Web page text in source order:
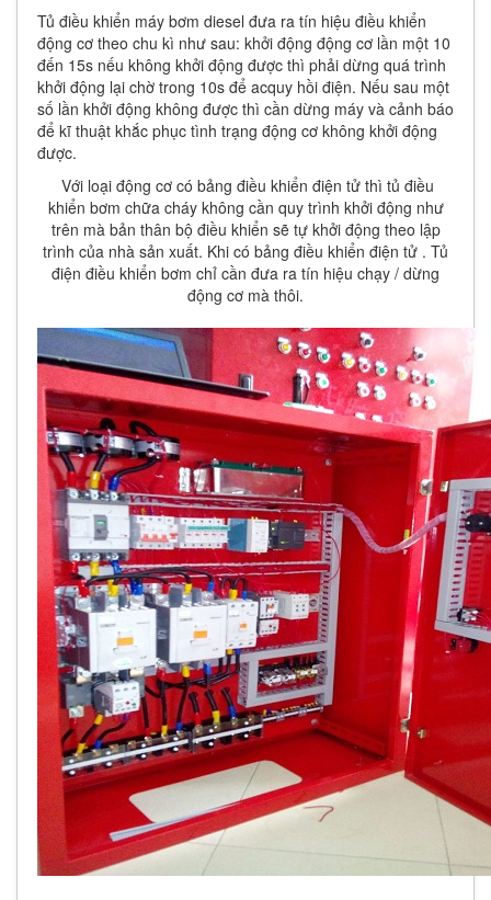
Tủ điều khiển máy bơm diesel đưa ra tín hiệu điều khiển
động cơ theo chu kì như sau: khởi động động cơ lần một 10
đến 15s nếu không khởi động được thì phải dừng quá trình
khởi động lại chờ trong 10s để acquy hồi điện. Nếu sau một
số lần khởi động không được thì cần dừng máy và cảnh báo
để kĩ thuật khắc phục tình trạng động cơ không khởi động
được.
Với loại động cơ có bảng điều khiển điện tử thì tủ điều
khiển bơm chữa cháy không cần quy trình khởi động như
trên mà bản thân bộ điều khiển sẽ tự khởi động theo lập
trình của nhà sản xuất. Khi có bảng điều khiển điện tử . Tủ
điện điều khiển bơm chỉ cần đưa ra tín hiệu chạy / dừng
động cơ mà thôi.